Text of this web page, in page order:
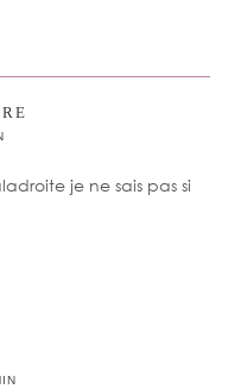
je ne sais pas si